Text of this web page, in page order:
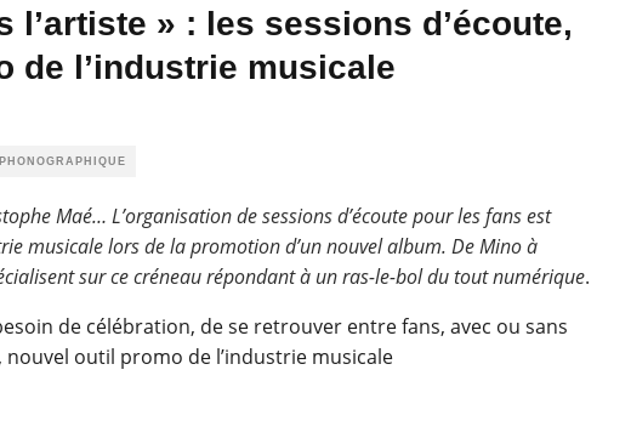
l’artiste » : les sessions d’écoute,
de l’industrie musicale
Maé… L’organisation de sessions d’écoute pour les fans est
musicale lors de la promotion d’un nouvel album. De Mino à
sur ce créneau répondant à un ras-le-bol du tout numérique.
de célébration, de se retrouver entre fans, avec ou sans
nouvel outil promo de l’industrie musicale